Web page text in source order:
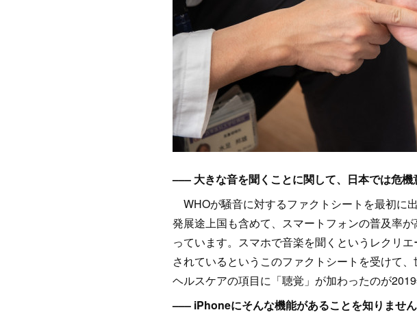
––– 大きな音を聞くことに関して、日本では危機
WHOが騒音に対するファクトシートを最初に
発展途上国も含めて、スマートフォンの普及率
っています。スマホで音楽を聞くというレクリ
されているというこのファクトシートを受けて
ヘルスケアの項目に「聴覚」が加わったのが2019
––– iPhoneにそんな機能があることを知りません